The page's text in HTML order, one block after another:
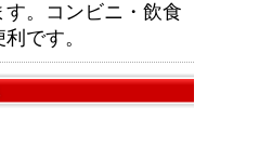
。コンビニ・飲食
です。